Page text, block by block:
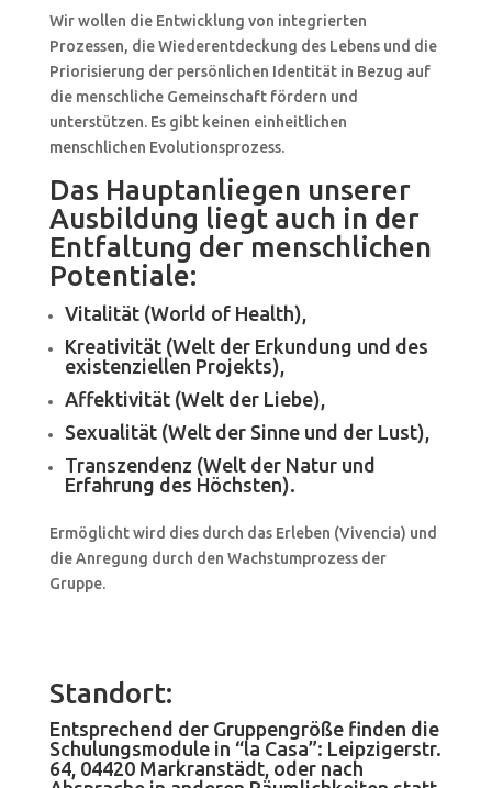
Wir wollen die Entwicklung von integrierten
Prozessen, die Wiederentdeckung des Lebens und die
Priorisierung der persönlichen Identität in Bezug auf
die menschliche Gemeinschaft fördern und
unterstützen. Es gibt keinen einheitlichen
menschlichen Evolutionsprozess.
Das Hauptanliegen unserer
Ausbildung liegt auch in der
Entfaltung der menschlichen
Potentiale:
Vitalität (World of Health),
Kreativität (Welt der Erkundung und des
existenziellen Projekts),
Affektivität (Welt der Liebe),
Sexualität (Welt der Sinne und der Lust),
Transzendenz (Welt der Natur und
Erfahrung des Höchsten).
Ermöglicht wird dies durch das Erleben (Vivencia) und
die Anregung durch den Wachstumprozess der
Gruppe.
Standort:
Entsprechend der Gruppengröße finden die
Schulungsmodule in “la Casa”: Leipzigerstr.
64, 04420 Markranstädt, oder nach